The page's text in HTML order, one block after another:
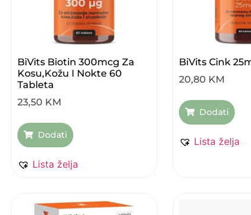
BiVits Biotin 300mcg Za
Kosu,kožu I Nokte 60
Tableta
23,50 KM
Dodati
Lista želja
BiVits Cink
20,80 KM
Dodati
Lista želja